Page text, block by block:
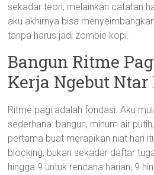
sekadar teori, melainkan catatan
aku akhirnya bisa
tanpa harus jadi zombie kopi.
Bangun Ritme
Kerja Ngebut Ntar
Ritme pagi adalah fondasi. Aku
sederhana: bangun, minum air
pertama buat merapikan niat hari
blocking, bukan sekadar daftar
hingga 9 untuk rencana harian, 9